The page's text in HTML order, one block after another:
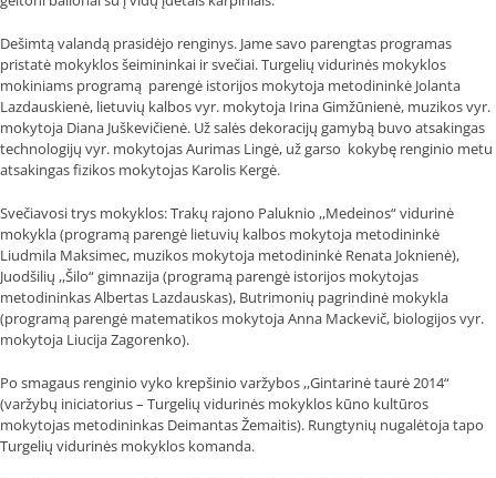
Dešimtą valandą prasidėjo renginys. Jame savo parengtas programas
pristatė mokyklos šeimininkai ir svečiai. Turgelių vidurinės mokyklos
mokiniams programą parengė istorijos mokytoja metodininkė Jolanta
Lazdauskienė, lietuvių kalbos vyr. mokytoja Irina Gimžūnienė, muzikos vyr.
mokytoja Diana Juškevičienė. Už salės dekoracijų gamybą buvo atsakingas
technologijų vyr. mokytojas Aurimas Lingė, už garso kokybę renginio metu
atsakingas fizikos mokytojas Karolis Kergė.
Svečiavosi trys mokyklos: Trakų rajono Paluknio ,,Medeinos“ vidurinė
mokykla (programą parengė lietuvių kalbos mokytoja metodininkė
Liudmila Maksimec, muzikos mokytoja metodininkė Renata Joknienė),
Juodšilių ,,Šilo“ gimnazija (programą parengė istorijos mokytojas
metodininkas Albertas Lazdauskas), Butrimonių pagrindinė mokykla
(programą parengė matematikos mokytoja Anna Mackevič, biologijos vyr.
mokytoja Liucija Zagorenko).
Po smagaus renginio vyko krepšinio varžybos ,,Gintarinė taurė 2014“
(varžybų iniciatorius – Turgelių vidurinės mokyklos kūno kultūros
mokytojas metodininkas Deimantas Žemaitis). Rungtynių nugalėtoja tapo
Turgelių vidurinės mokyklos komanda.